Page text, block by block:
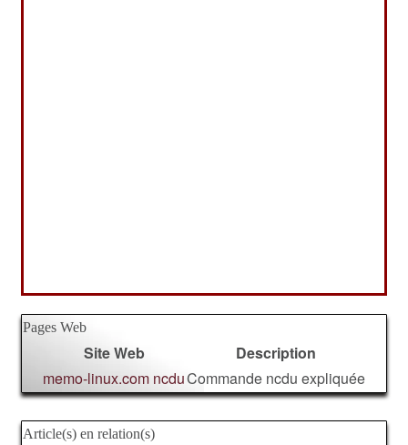
Pages Web
Site Web
Description
memo-linux.com ncduCommande ncdu expliquée
Article(s) en relation(s)